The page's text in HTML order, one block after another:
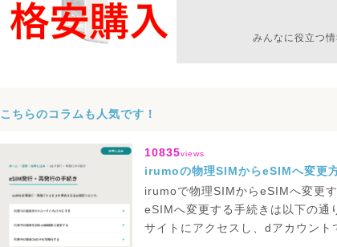
みんなに役立つ情
こちらのコラムも人気です！
10835views
irumoの物理SIMからeSIMへ変更
irumoで物理SIMからeSIMへ変更
eSIMへ変更する手続きは以下の通
サイトにアクセスし、dアカウン